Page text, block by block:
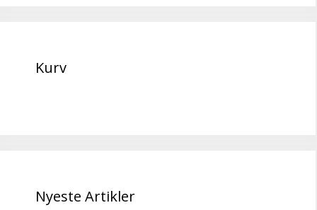
Kurv
Nyeste Artikler